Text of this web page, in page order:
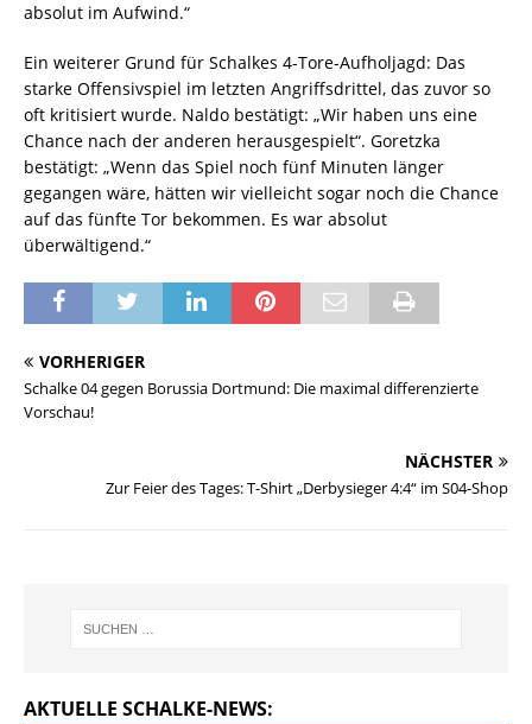
absolut im Aufwind.“
Ein weiterer Grund für Schalkes 4-Tore-Aufholjagd: Das
starke Offensivspiel im letzten Angriffsdrittel, das zuvor so
oft kritisiert wurde. Naldo bestätigt: „Wir haben uns eine
Chance nach der anderen herausgespielt“. Goretzka
bestätigt: „Wenn das Spiel noch fünf Minuten länger
gegangen wäre, hätten wir vielleicht sogar noch die Chance
auf das fünfte Tor bekommen. Es war absolut
überwältigend.“
VORHERIGER
Schalke 04 gegen Borussia Dortmund: Die maximal differenzierte
Vorschau!
NÄCHSTER
Zur Feier des Tages: T-Shirt „Derbysieger 4:4“ im S04-Shop
AKTUELLE SCHALKE-NEWS: